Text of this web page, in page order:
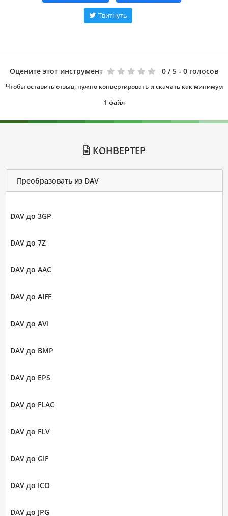
Твитнуть
Оцените этот инструмент 0 / 5 - 0 голосов
Чтобы оставить отзыв, нужно конвертировать и скачать как минимум
1 файл
КОНВЕРТЕР
Преобразовать из DAV
DAV до 3GP
DAV до 7Z
DAV до AAC
DAV до AIFF
DAV до AVI
DAV до BMP
DAV до EPS
DAV до FLAC
DAV до FLV
DAV до GIF
DAV до ICO
DAV до JPG